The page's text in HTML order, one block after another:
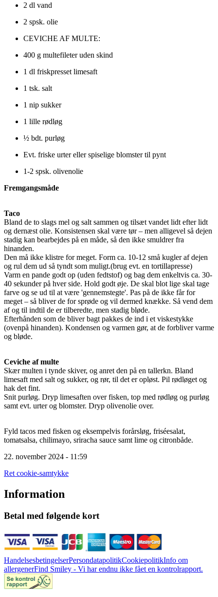
2 dl vand
2 spsk. olie
CEVICHE AF MULTE:
400 g multefileter uden skind
1 dl friskpresset limesaft
1 tsk. salt
1 nip sukker
1 lille rødløg
½ bdt. purløg
Evt. friske urter eller spiselige blomster til pynt
1-2 spsk. olivenolie
Fremgangsmåde
Taco
Bland de to slags mel og salt sammen og tilsæt vandet lidt efter lidt
og dernæst olie. Konsistensen skal være tør – men alligevel så dejen
stadig kan bearbejdes på en måde, så den ikke smuldrer fra
hinanden.
Den må ikke klistre for meget. Form ca. 10-12 små kugler af dejen
og rul dem ud så tyndt som muligt.(brug evt. en tortillapresse)
Varm en pande godt op (uden fedtstof) og bag dem enkeltvis ca. 30-
40 sekunder på hver side. Hold godt øje. De skal blot lige skal tage
farve og se ud til at være 'gennemstegte'. Pas på de ikke får for
meget – så bliver de forsprøde og vil dermed knække. Så vend dem
af og til indtil de er tilberedte, men stadig bløde.
Efterhånden som de bliver bagt pakkes de ind i et viskestykke
(ovenpå hinanden). Kondensen og varmen gør, at de forbliver varme
og bløde.
Ceviche af multe
Skær multen i tynde skiver, og anret den på en tallerkn. Bland
limesaft med salt og sukker, og rør, til det er opløst. Pil rødløget og
hak det fint.
Snit purløg. Dryp limesaften over fisken, top med rødløg og purløg
samt evt. urter og blomster. Dryp olivenolie over.
Fyld tacos med fisken og eksempelvis forårsløg, friséesalat,
tomatsalsa, chilimayo, sriracha sauce samt lime og citronbåde.
22. november 2024 - 11:59
Ret cookie-samtykke
Information
Betal med følgende kort
HandelsesbetingelserPersondatapolitikCookiepolitikInfo om
allergenerFind Smiley - Vi har endnu ikke fået en kontrolrapport.